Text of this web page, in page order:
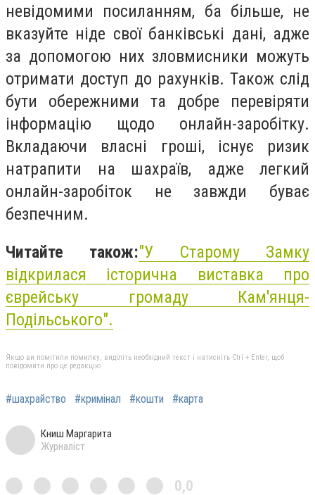
невідомими посиланням, ба більше, не
вказуйте ніде свої банківські дані, адже
за допомогою них зловмисники можуть
отримати доступ до рахунків. Також слід
бути обережними та добре перевіряти
інформацію щодо онлайн-заробітку.
Вкладаючи власні гроші, існує ризик
натрапити на шахраїв, адже легкий
онлайн-заробіток не завжди буває
безпечним.
Читайте також:"У Старому Замку
відкрилася історична виставка про
єврейську громаду Кам'янця-
Подільського".
Якщо ви помітили помилку, виділіть необхідний текст і натисніть Ctrl + Enter, щоб
повідомити про це редакцію
#шахрайство #кримінал #кошти #карта
Книш Маргарита
Журналіст
0,0